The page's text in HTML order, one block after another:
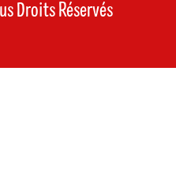
Droits Réservés